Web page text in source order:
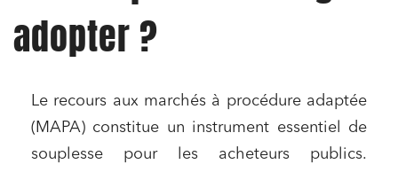
adopter ?
Le recours aux marchés à procédure adaptée
(MAPA) constitue un instrument essentiel de
souplesse pour les acheteurs publics.